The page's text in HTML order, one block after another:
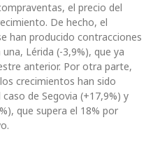
el precio del
De hecho, el
han producido contracciones
Lérida (-3,9%), que ya
anterior. Por otra parte,
crecimientos han sido
de Segovia (+17,9%) y
que supera el 18% por